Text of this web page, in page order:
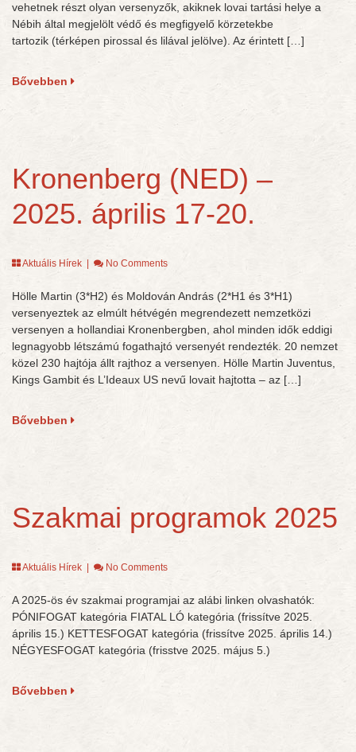
vehetnek részt olyan versenyzők, akiknek lovai tartási helye a
Nébih által megjelölt védő és megfigyelő körzetekbe
tartozik (térképen pirossal és lilával jelölve). Az érintett […]
Bővebben
Kronenberg (NED) –
2025. április 17-20.
Aktuális Hírek No Comments
Hölle Martin (3*H2) és Moldován András (2*H1 és 3*H1)
versenyeztek az elmúlt hétvégén megrendezett nemzetközi
versenyen a hollandiai Kronenbergben, ahol minden idők eddigi
legnagyobb létszámú fogathajtó versenyét rendezték. 20 nemzet
közel 230 hajtója állt rajthoz a versenyen. Hölle Martin Juventus,
Kings Gambit és L’Ideaux US nevű lovait hajtotta – az […]
Bővebben
Szakmai programok 2025
Aktuális Hírek No Comments
A 2025-ös év szakmai programjai az alábi linken olvashatók:
PÓNIFOGAT kategória FIATAL LÓ kategória (frissítve 2025.
április 15.) KETTESFOGAT kategória (frissítve 2025. április 14.)
NÉGYESFOGAT kategória (frisstve 2025. május 5.)
Bővebben